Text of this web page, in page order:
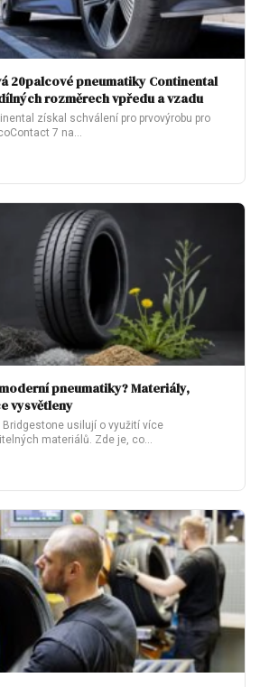
20palcové pneumatiky Continental
rozměrech vpředu a vzadu
získal schválení pro prvovýrobu pro
7 na…
pneumatiky? Materiály,
vysvětleny
Bridgestone usilují o využití více
materiálů. Zde je, co…